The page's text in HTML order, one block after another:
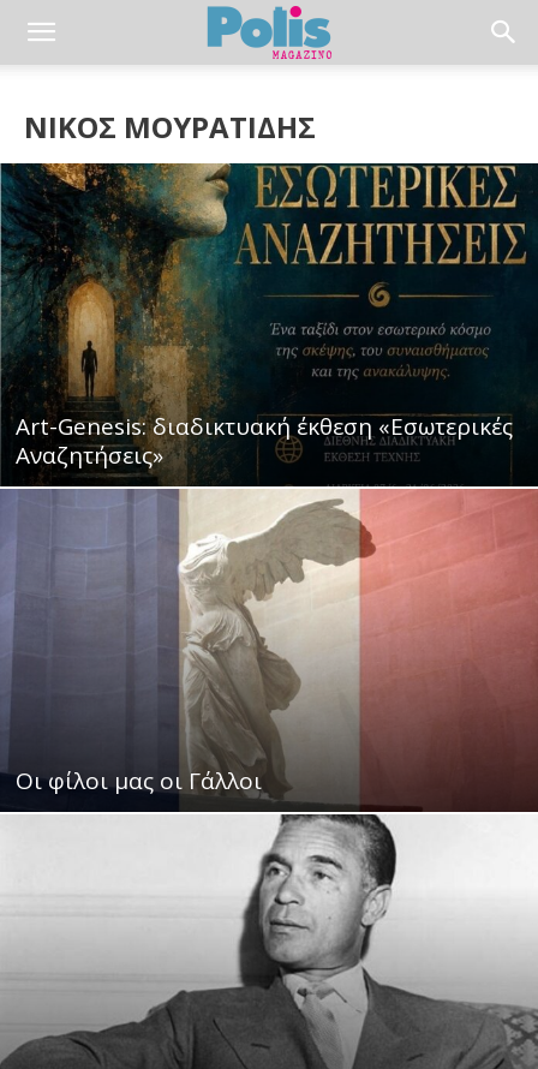
ΝΙΚΟΣ ΜΟΥΡΑΤΙΔΗΣ
Art-Genesis: διαδικτυακή έκθεση «Εσωτερικές
Αναζητήσεις»
Οι φίλοι μας οι Γάλλοι